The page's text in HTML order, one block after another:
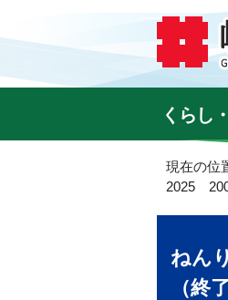
くらし
現在の位
2025 200
ねん
（終